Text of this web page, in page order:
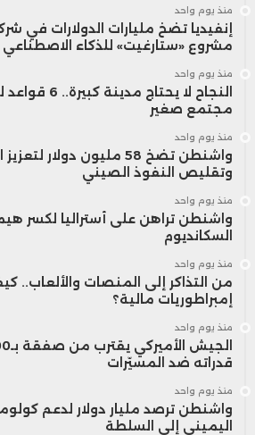
منذ يوم واحد
إنفيديا تضخ مليارات الدولارات في
مشروع «ستارغيت» للذكاء الاصطناعي
منذ يوم واحد
النجاح لا
مجتمع صغير
منذ يوم واحد
واشنطن تضخ 58 مليون دولار
وتقليص النفوذ الصيني
منذ يوم واحد
واشنطن تراهن على أستراليا لكسر
السكانديوم
منذ يوم واحد
من التذاكر إلى المنصات والألعاب..
إمبراطوريات مالية؟
منذ يوم واحد
قدراته ضد المسيّرات
منذ يوم واحد
واشنطن ترصد مليار دولار لدعم
اليميني إلى السلطة